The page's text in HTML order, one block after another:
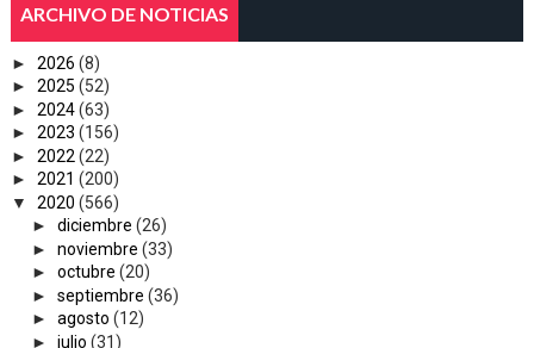
ARCHIVO DE NOTICIAS
► 2026 (8)
► 2025 (52)
► 2024(63)
► 2023 (156)
► 2022 (22)
► 2021 (200)
▼
2020 (566)
► diciembre (26)
► noviembre (33)
► octubre (20)
► septiembre (36)
► agosto (12)
► julio (31)